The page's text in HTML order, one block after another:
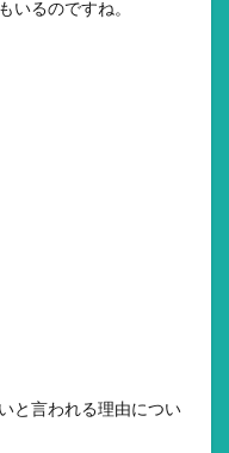
いるのですね。
と言われる理由につい